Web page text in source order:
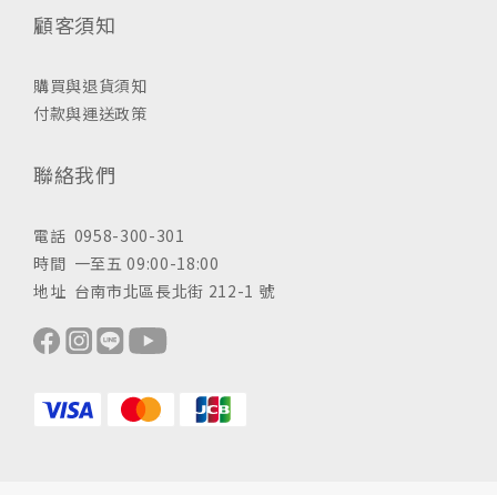
顧客須知
購買與退貨須知
付款與運送政策
聯絡我們
電話 0958-300-301
時間 一至五 09:00-18:00
地址 台南市北區長北街 212-1 號